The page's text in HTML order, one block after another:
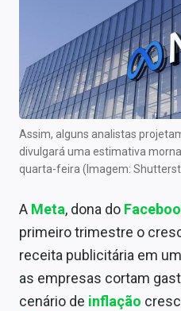
Carteiras Recomendadas
Central de Dividendos
Central de Fundos Imobiliários
Central dos IPOs
Renda Fixa
Mercados
Economia
Empresas
Assim, alguns analistas
divulgará uma estimativa
quarta-feira (Imagem:
A Meta, dona do
primeiro trimestre o
receita publicitária em
as empresas cortam
cenário de inflação